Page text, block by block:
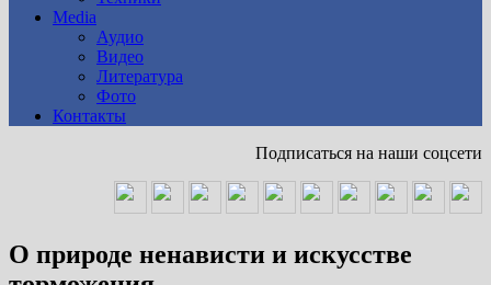
Media
Аудио
Видео
Литература
Фото
Контакты
Подписаться на наши соцсети
О природе ненависти и искусстве